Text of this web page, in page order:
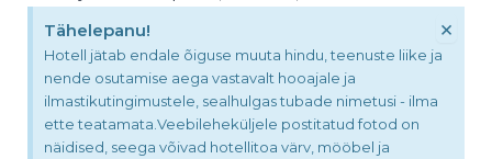
Tähelepanu!
Hotell jätab endale õiguse muuta hindu, teenuste liike ja
nende osutamise aega vastavalt hooajale ja
ilmastikutingimustele, sealhulgas tubade nimetusi - ilma
ette teatamata.Veebileheküljele postitatud fotod on
näidised, seega võivad hotellitoa värv, mööbel ja
×